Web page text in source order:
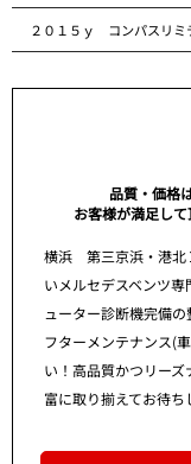
２０１５ｙ コンパスリ
品質・価格
お客様が満足し
横浜 第三京浜・港北
いメルセデスベンツ
ューター診断機完備
フターメンテナンス(
い！高品質かつリー
富に取り揃えてお待ち